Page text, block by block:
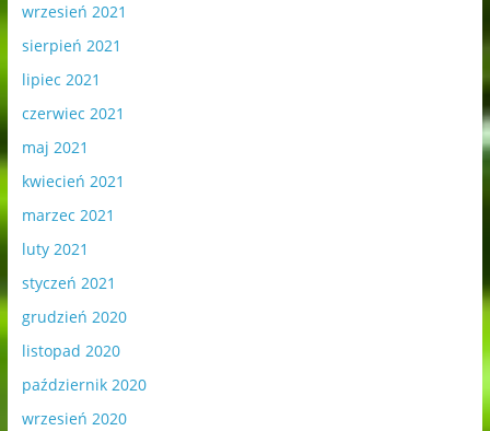
wrzesień 2021
sierpień 2021
lipiec 2021
czerwiec 2021
maj 2021
kwiecień 2021
marzec 2021
luty 2021
styczeń 2021
grudzień 2020
listopad 2020
październik 2020
wrzesień 2020